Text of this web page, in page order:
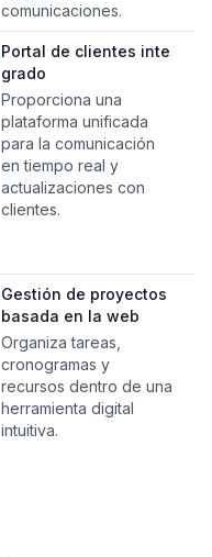
comunicaciones.
Portal de clientes inte
grado
Proporciona una
plataforma unificada
para la comunicación
en tiempo real y
actualizaciones con
clientes.
Gestión de proyectos
basada en la web
Organiza tareas,
cronogramas y
recursos dentro de una
herramienta digital
intuitiva.